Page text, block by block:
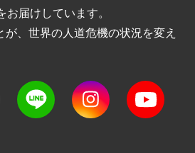
届けしています。
、世界の人道危機の状況を変え